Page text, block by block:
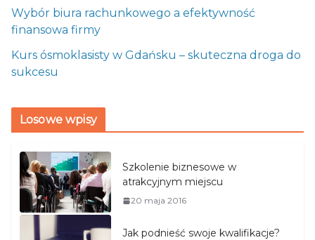
Wybór biura rachunkowego a efektywność
finansowa firmy
Kurs ósmoklasisty w Gdańsku – skuteczna droga do
sukcesu
Losowe wpisy
Szkolenie biznesowe w
atrakcyjnym miejscu
20 maja 2016
Jak podnieść swoje kwalifikacje?